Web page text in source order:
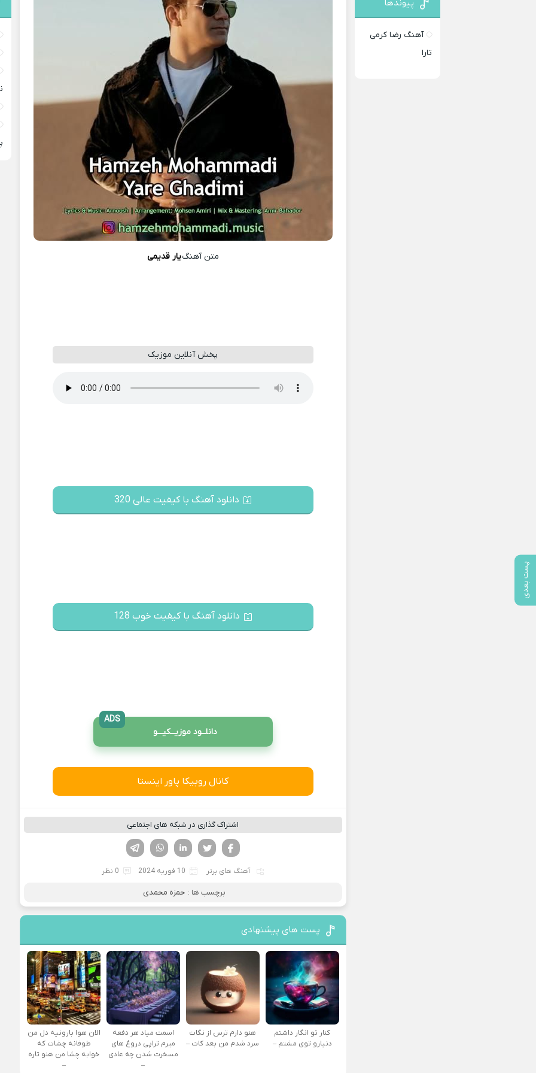
پست بعدی
متن آهنگیار قدیمی
پخش آنلاین موزیک
دانلود آهنگ با کیفیت عالی 320
دانلود آهنگ با کیفیت خوب 128
دانلــود موزیــکیـــو
ADS
کانال روبیکا پاور اینستا
اشتراک گذاری در شبکه های اجتماعی
لینکدین تویتر
فیسوک
آهنگ های برتر 10 فوریه 2024 0 نظر
برچسب ها : حمزه محمدی
پست های پیشنهادی
کنار تو انگار داشتم
دنیارو توی مشتم –
هنو دارم ترس از نگات
سرد شدم من بعد کات –
اسمت میاد هر دفعه
میرم تراپی دروغ‌ های
مسخرت شدن چه عادی
–
الان هوا بارونیه دل من
طوفانه چشات که
خوابه چشا من هنو تاره
–
پیوندها
آهنگ رضا کرمی
تارا